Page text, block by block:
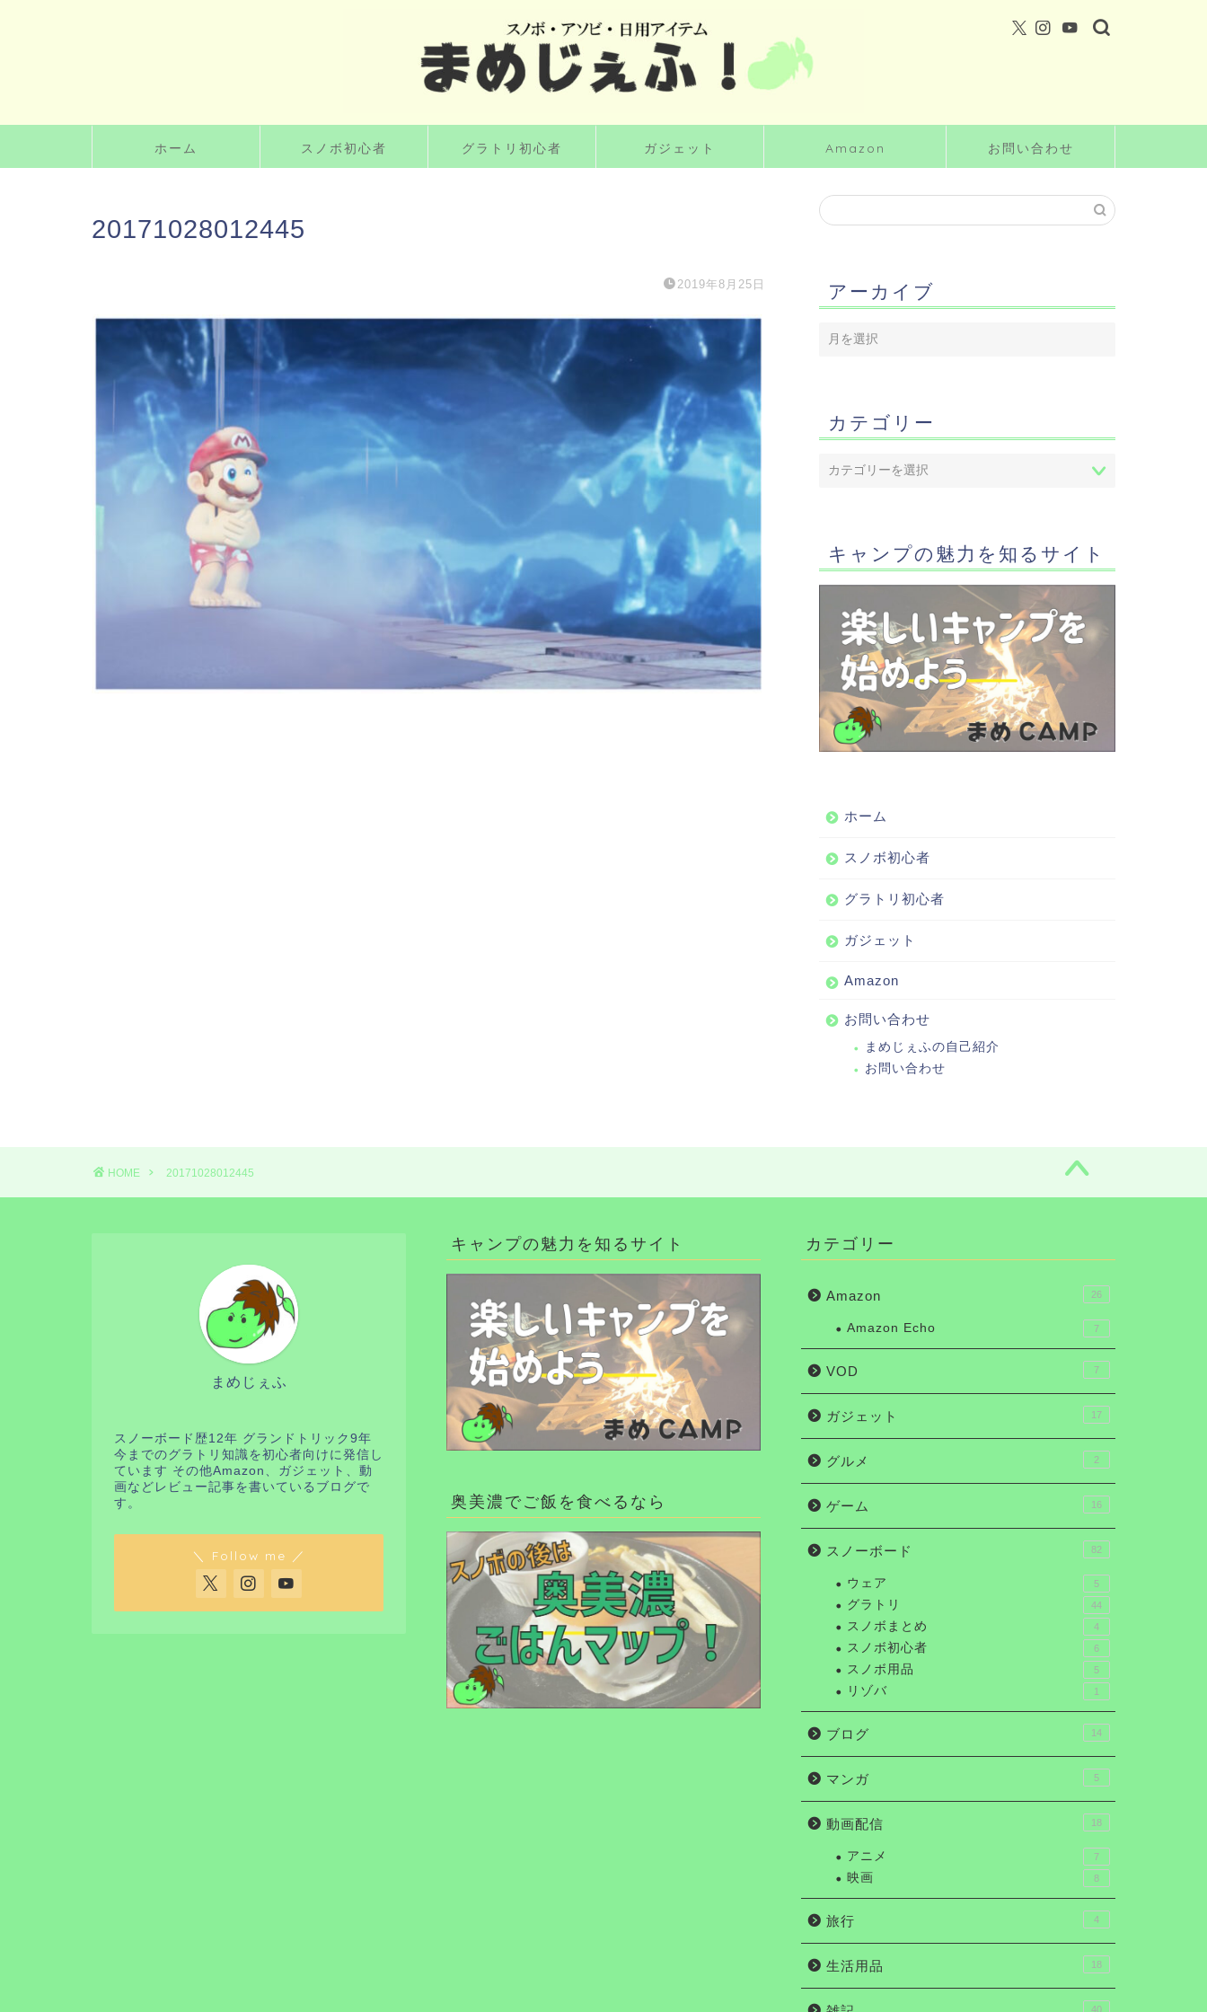
ホーム スノボ初心者 グラトリ初心者 ガジェット Amazon お問い合わせ
20171028012445
2019年8月25日 アーカイブ
カテゴリー
キャンプの魅力を知るサイト
ホーム
スノボ初心者
グラトリ初心者
ガジェット
Amazon
お問い合わせ
まめじぇふの自己紹介
お問い合わせ
HOME 20171028012445
まめじぇふ
スノーボード歴12年 グランドトリック9年
今までのグラトリ知識を初心者向けに発信し
ています その他Amazon、ガジェット、動
画などレビュー記事を書いているブログで
す。
＼ Follow me ／
キャンプの魅力を知るサイト
奥美濃でご飯を食べるなら
カテゴリー
Amazon 26
Amazon Echo 7
VOD 7
ガジェット 17
グルメ 2
ゲーム 16
スノーボード 82
ウェア 5
グラトリ 44
スノボまとめ 4
スノボ初心者 6
スノボ用品 5
リゾバ 1
ブログ 14
マンガ 5
動画配信 18
アニメ 7
映画 8
旅行 4
生活用品 18
40